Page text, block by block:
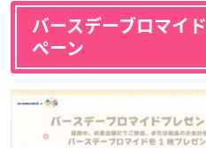
バースデーブロマイ
ペーン